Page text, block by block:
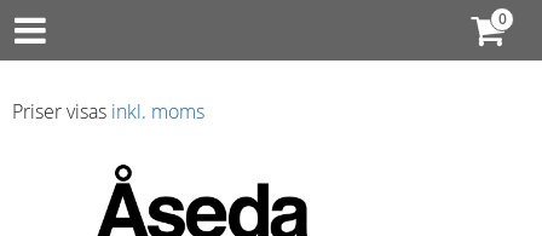
Priser visas inkl. moms